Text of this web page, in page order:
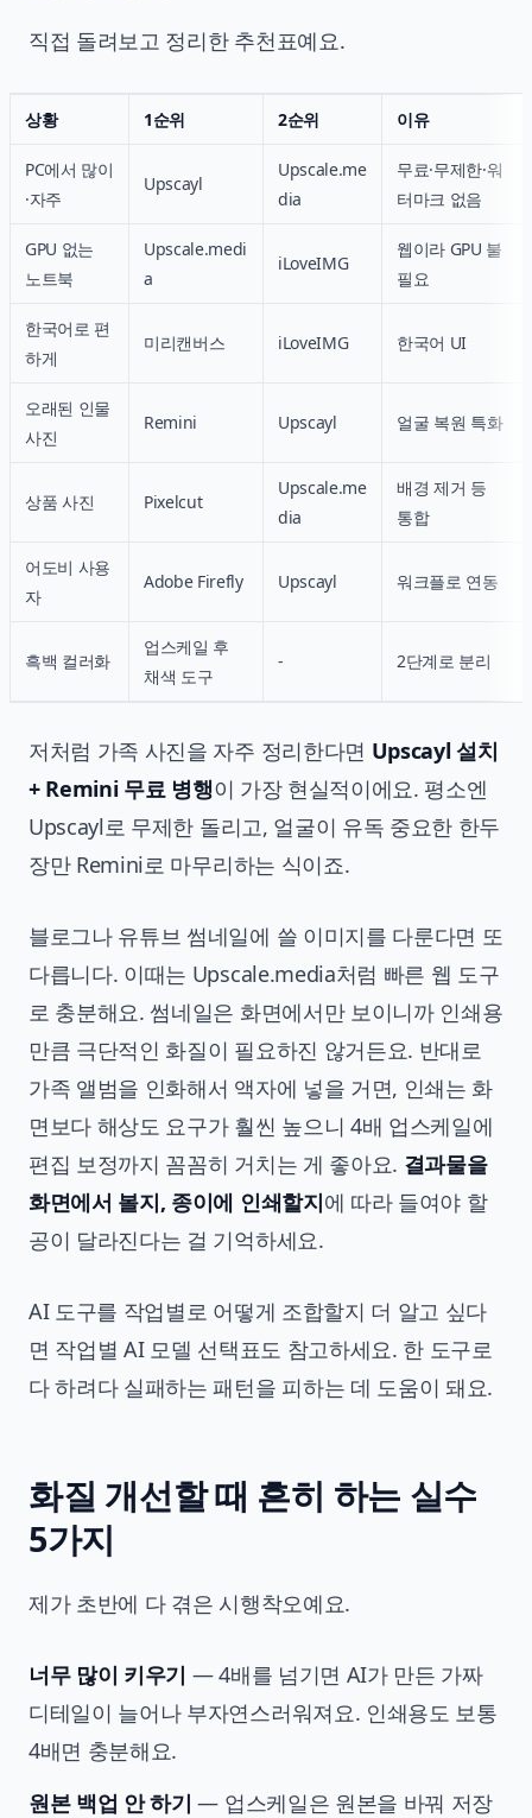
직접 돌려보고 정리한 추천표예요.
상황 1순위 2순위 이유
PC에서 많이
·자주
Upscayl
Upscale.me
dia
무료·무제한·워
터마크 없음
GPU 없는
노트북
Upscale.medi
a
iLoveIMG
웹이라 GPU 불
필요
한국어로 편
하게
미리캔버스 iLoveIMG 한국어 UI
오래된 인물
사진
Remini Upscayl 얼굴 복원 특화
상품 사진 Pixelcut
Upscale.me
dia
배경 제거 등
통합
어도비 사용
자
Adobe Firefly Upscayl 워크플로 연동
흑백 컬러화
업스케일 후
채색 도구
- 2단계로 분리
저처럼 가족 사진을 자주 정리한다면 Upscayl 설치
+ Remini 무료 병행이 가장 현실적이에요. 평소엔
Upscayl로 무제한 돌리고, 얼굴이 유독 중요한 한두
장만 Remini로 마무리하는 식이죠.
블로그나 유튜브 썸네일에 쓸 이미지를 다룬다면 또
다릅니다. 이때는 Upscale.media처럼 빠른 웹 도구
로 충분해요. 썸네일은 화면에서만 보이니까 인쇄용
만큼 극단적인 화질이 필요하진 않거든요. 반대로
가족 앨범을 인화해서 액자에 넣을 거면, 인쇄는 화
면보다 해상도 요구가 훨씬 높으니 4배 업스케일에
편집 보정까지 꼼꼼히 거치는 게 좋아요. 결과물을
화면에서 볼지, 종이에 인쇄할지에 따라 들여야 할
공이 달라진다는 걸 기억하세요.
AI 도구를 작업별로 어떻게 조합할지 더 알고 싶다
면 작업별 AI 모델 선택표도 참고하세요. 한 도구로
다 하려다 실패하는 패턴을 피하는 데 도움이 돼요.
화질 개선할 때 흔히 하는 실수
5가지
제가 초반에 다 겪은 시행착오예요.
너무 많이 키우기 — 4배를 넘기면 AI가 만든 가짜
디테일이 늘어나 부자연스러워져요. 인쇄용도 보통
4배면 충분해요.
원본 백업 안 하기 — 업스케일은 원본을 바꿔 저장